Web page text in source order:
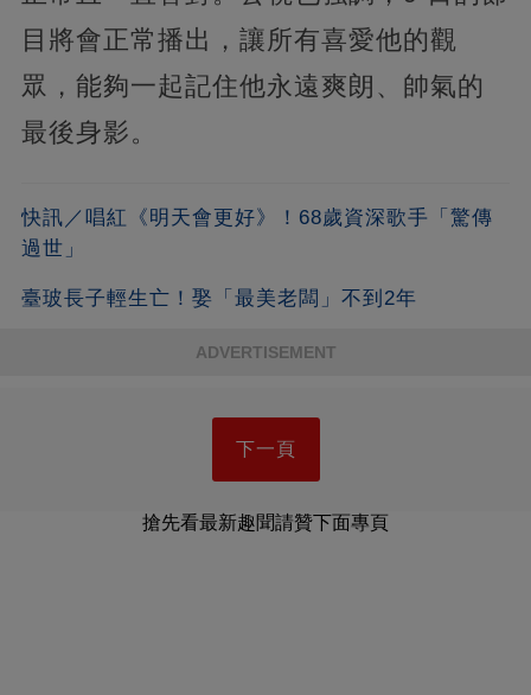
目將會正常播出，讓所有喜愛他的觀
眾，能夠一起記住他永遠爽朗、帥氣的
最後身影。
快訊／唱紅《明天會更好》！68歲資深歌手「驚傳
過世」
臺玻長子輕生亡！娶「最美老闆」不到2年
ADVERTISEMENT
下一頁
搶先看最新趣聞請贊下面專頁